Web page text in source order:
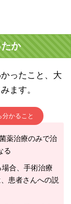
か
ったこと、大
ます。
かること
薬治療のみで治
る
合、手術治療
患者さんへの説